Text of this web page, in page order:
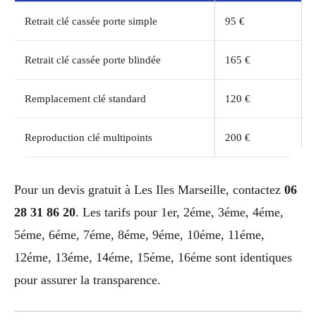
Retrait clé cassée porte simple 95 €
Retrait clé cassée porte blindée 165 €
Remplacement clé standard 120 €
Reproduction clé multipoints 200 €
Pour un devis gratuit à Les Iles Marseille, contactez 06
28 31 86 20. Les tarifs pour 1er, 2éme, 3éme, 4éme,
5éme, 6éme, 7éme, 8éme, 9éme, 10éme, 11éme,
12éme, 13éme, 14éme, 15éme, 16éme sont identiques
pour assurer la transparence.